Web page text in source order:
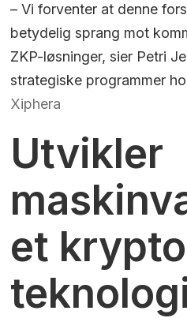
– Vi forventer at denne
betydelig sprang mot
ZKP-løsninger, sier Petri
strategiske programmer
Xiphera
Utvikler
et